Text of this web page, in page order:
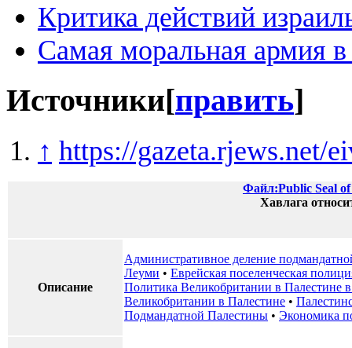
Критика действий
Самая моральная армия
Источники[править]
↑ https://gazeta.rjews.net/
Файл:Public Seal of
Хавлага
Описание
Административное деление
Леуми • Еврейская поселенческая
Политика Великобритании в Палестине
Великобритании в Палестине •
Подмандатной Палестины • Экономика